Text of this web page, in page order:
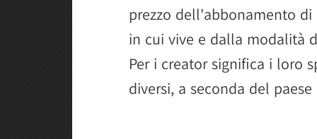
prezzo dell'abbonamento
in cui vive e dalla modalità
Per i creator significa i loro
diversi, a seconda del